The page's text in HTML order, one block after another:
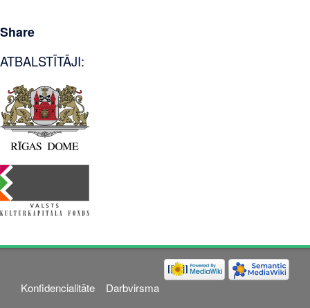
Share
ATBALSTĪTĀJI:
Konfidencialitāte
Darbvirsma